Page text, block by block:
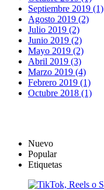
Septiembre 2019 (1)
Agosto 2019 (2)
Julio 2019 (2)
Junio 2019 (2)
Mayo 2019 (2)
Abril 2019 (3)
Marzo 2019 (4)
Febrero 2019 (1)
Octubre 2018 (1)
Nuevo
Popular
Etiquetas